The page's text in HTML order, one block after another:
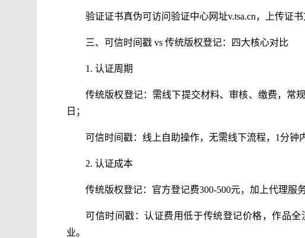
验证证书真伪可访问验证中心网址v.tsa.cn，上传证
三、可信时间戳 vs 传统版权登记：四大核心对比
1. 认证周期
传统版权登记：需线下提交材料、审核、缴费，常
日；
可信时间戳：线上自助操作，无需线下流程，1分钟
2. 认证成本
传统版权登记：官方登记费300-500元，加上代理服
可信时间戳：认证费用低于传统登记价格，作品
业。